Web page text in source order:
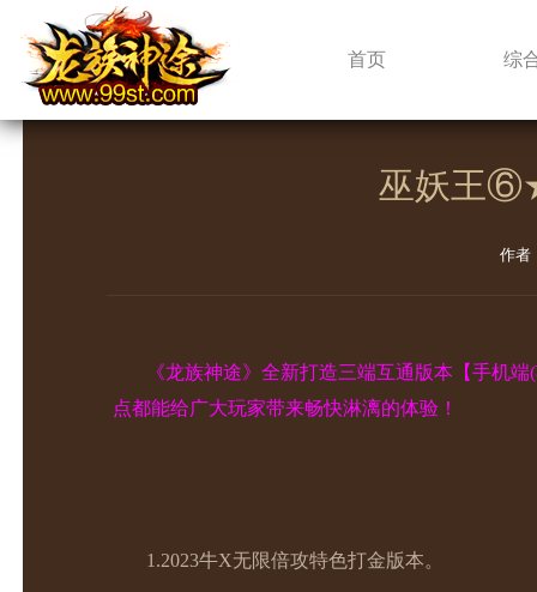
首页 综
新闻中心
巫妖王
作者
《龙族神途》全新打造三端互通版本【手机
点都能给广大玩家带来畅快淋漓的体验！
1.2023牛X无限倍攻特色打金版本。